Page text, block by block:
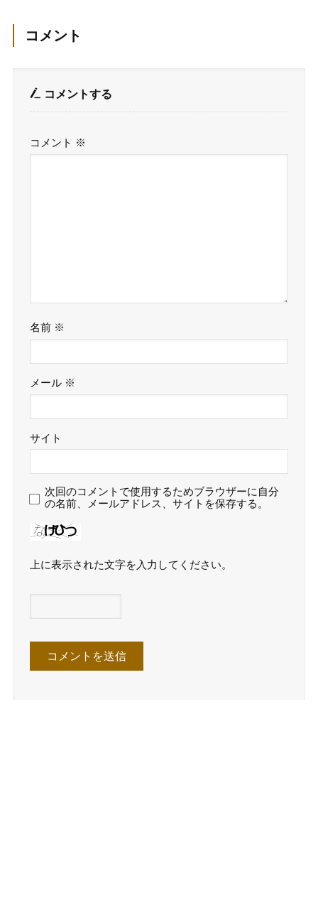
コメント
コメントする
コメント ※
名前 ※
メール ※
サイト
次回のコメントで使用するためブラウザーに自分
の名前、メールアドレス、サイトを保存する。
上に表示された文字を入力してください。